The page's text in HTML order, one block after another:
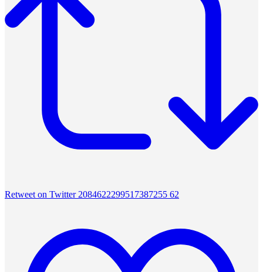
Retweet on Twitter 2084622299517387255 62